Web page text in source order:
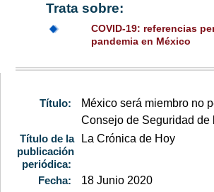
Trata sobre:
COVID-19: referencias
pandemia en México
Título:
México será miembro no
Consejo de Seguridad de
Título de la
publicación
periódica:
La Crónica de Hoy
Fecha:
18 Junio 2020